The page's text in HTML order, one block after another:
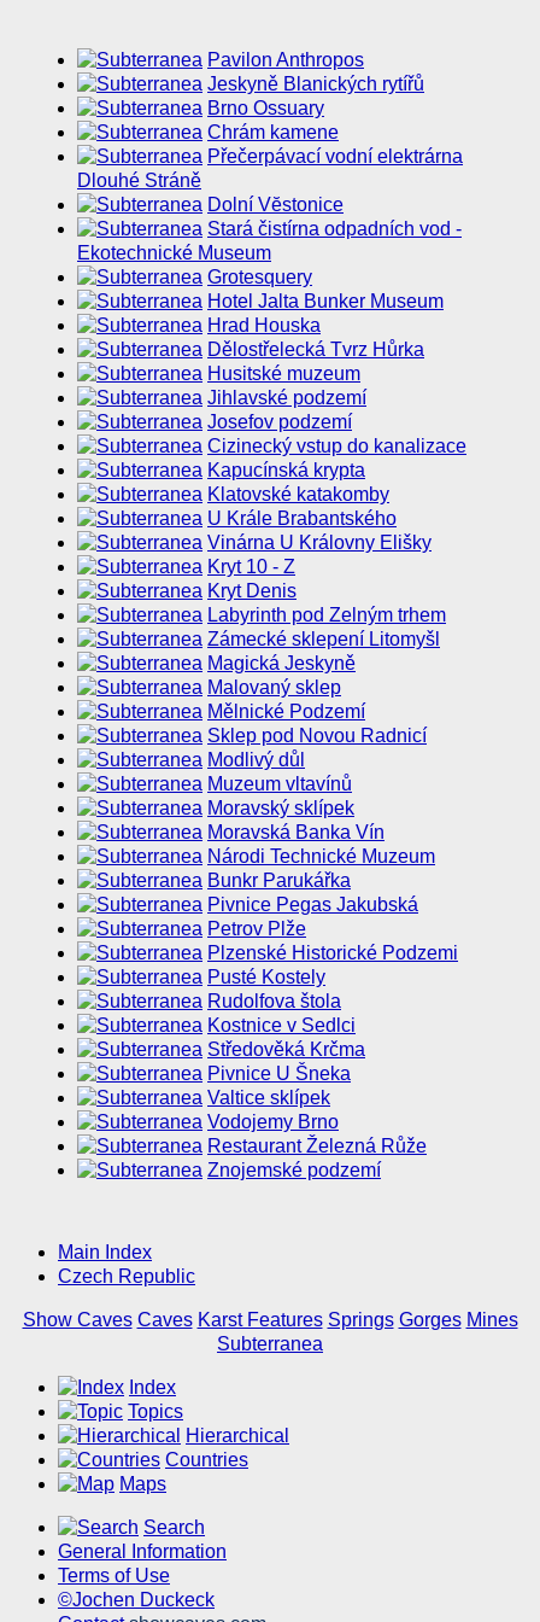
Pavilon Anthropos
Jeskyně Blanických rytířů
Brno Ossuary
Chrám kamene
Přečerpávací vodní elektrárna
Dlouhé Stráně
Dolní Vĕstonice
Stará čistírna odpadních vod -
Ekotechnické Museum
Grotesquery
Hotel Jalta Bunker Museum
Hrad Houska
Dělostřelecká Tvrz Hůrka
Husitské muzeum
Jihlavské podzemí
Josefov podzemí
Cizinecký vstup do kanalizace
Kapucínská krypta
Klatovské katakomby
U Krále Brabantského
Vinárna U Královny Elišky
Kryt 10 - Z
Kryt Denis
Labyrinth pod Zelným trhem
Zámecké sklepení Litomyšl
Magická Jeskyně
Malovaný sklep
Mělnické Podzemí
Sklep pod Novou Radnicí
Modlivý důl
Muzeum vltavínů
Moravský sklípek
Moravská Banka Vín
Národi Technické Muzeum
Bunkr Parukářka
Pivnice Pegas Jakubská
Petrov Plže
Plzenské Historické Podzemi
Pusté Kostely
Rudolfova štola
Kostnice v Sedlci
Středověká Krčma
Pivnice U Šneka
Valtice sklípek
Vodojemy Brno
Restaurant Železná Růže
Znojemské podzemí
Main Index
Czech Republic
Show Caves Caves Karst Features Springs Gorges Mines
Subterranea
Index
Topics
Hierarchical
Countries
Maps
Search
General Information
Terms of Use
©Jochen Duckeck